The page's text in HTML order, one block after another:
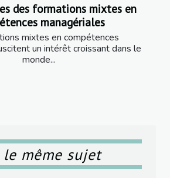
des formations mixtes en
managériales
mixtes en compétences
un intérêt croissant dans le
monde...
le même sujet